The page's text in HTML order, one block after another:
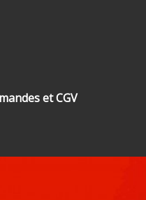
et CGV